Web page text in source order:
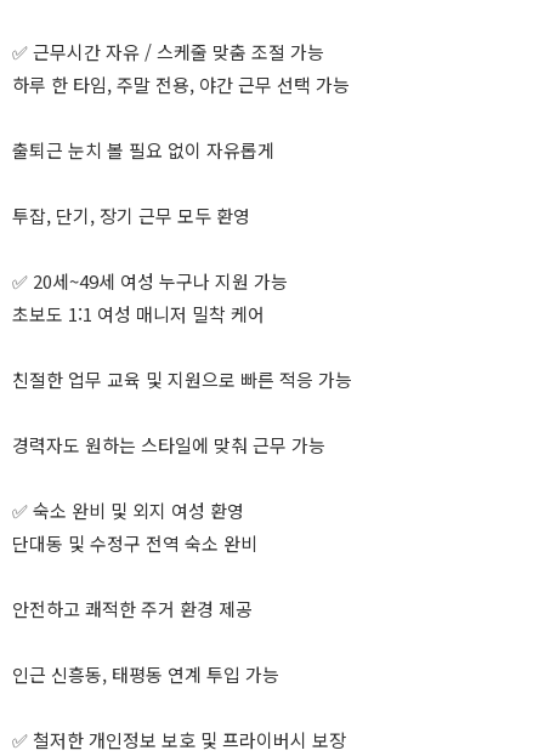
✅ 근무시간 자유 / 스케줄 맞춤 조절 가능
하루 한 타임, 주말 전용, 야간 근무 선택 가능
출퇴근 눈치 볼 필요 없이 자유롭게
투잡, 단기, 장기 근무 모두 환영
✅ 20세~49세 여성 누구나 지원 가능
초보도 1:1 여성 매니저 밀착 케어
친절한 업무 교육 및 지원으로 빠른 적응 가능
경력자도 원하는 스타일에 맞춰 근무 가능
✅ 숙소 완비 및 외지 여성 환영
단대동 및 수정구 전역 숙소 완비
안전하고 쾌적한 주거 환경 제공
인근 신흥동, 태평동 연계 투입 가능
✅ 철저한 개인정보 보호 및 프라이버시 보장